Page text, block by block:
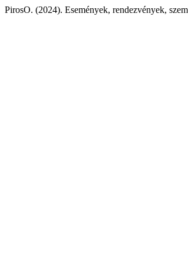
PirosO. (2024). Események, rendezvények,